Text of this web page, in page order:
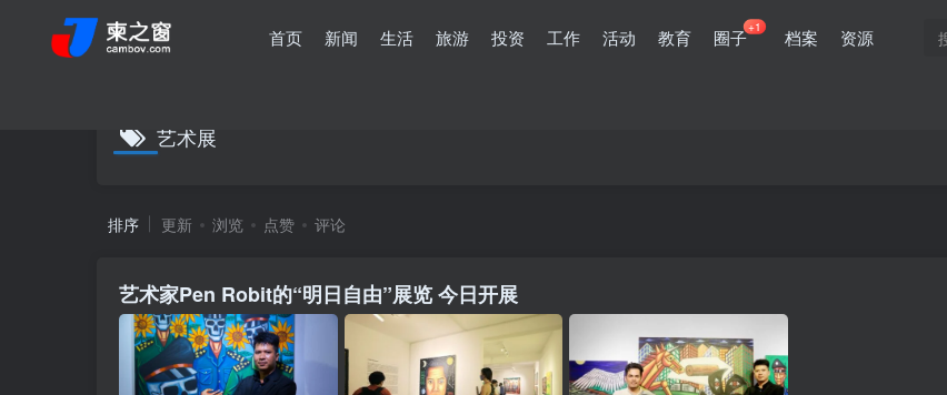
首页 新闻 生活 旅游 投资 工作 活动 教育 圈子+1 档案 资源
艺术展
排序 更新 浏览 点赞 评论
艺术家Pen Robit的“明日自由”展览 今日开展